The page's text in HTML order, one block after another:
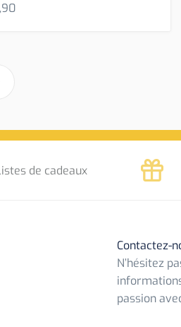
de cadeaux
Contactez-
N’hésitez
passion